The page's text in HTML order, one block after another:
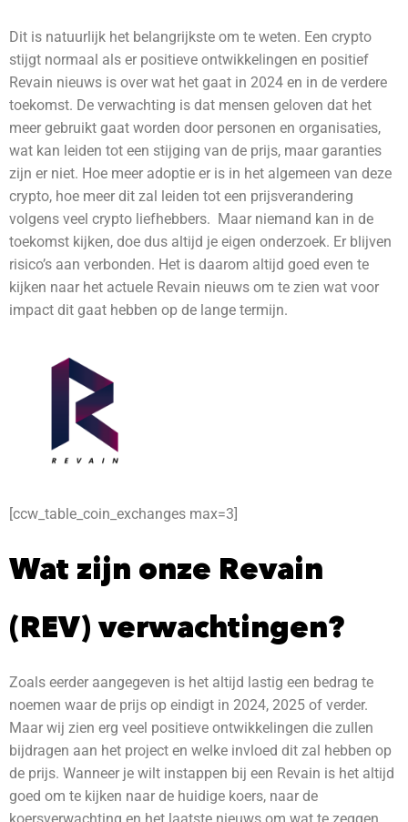
Dit is natuurlijk het belangrijkste om te weten. Een crypto
stijgt normaal als er positieve ontwikkelingen en positief
Revain nieuws is over wat het gaat in 2024 en in de verdere
toekomst. De verwachting is dat mensen geloven dat het
meer gebruikt gaat worden door personen en organisaties,
wat kan leiden tot een stijging van de prijs, maar garanties
zijn er niet. Hoe meer adoptie er is in het algemeen van deze
crypto, hoe meer dit zal leiden tot een prijsverandering
volgens veel crypto liefhebbers. Maar niemand kan in de
toekomst kijken, doe dus altijd je eigen onderzoek. Er blijven
risico’s aan verbonden. Het is daarom altijd goed even te
kijken naar het actuele Revain nieuws om te zien wat voor
impact dit gaat hebben op de lange termijn.
[ccw_table_coin_exchanges max=3]
Wat zijn onze Revain
(REV) verwachtingen?
Zoals eerder aangegeven is het altijd lastig een bedrag te
noemen waar de prijs op eindigt in 2024, 2025 of verder.
Maar wij zien erg veel positieve ontwikkelingen die zullen
bijdragen aan het project en welke invloed dit zal hebben op
de prijs. Wanneer je wilt instappen bij een Revain is het altijd
goed om te kijken naar de huidige koers, naar de